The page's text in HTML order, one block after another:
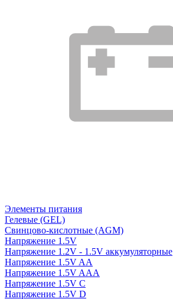
Элементы питания
Гелевые (GEL)
Свинцово-кислотные (AGM)
Напряжение 1.5V
Напряжение 1.2V - 1.5V аккумуляторные
Напряжение 1.5V AA
Напряжение 1.5V AAA
Напряжение 1.5V C
Напряжение 1.5V D